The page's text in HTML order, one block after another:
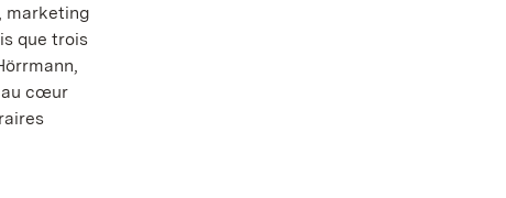
marketing
que trois
au cœur